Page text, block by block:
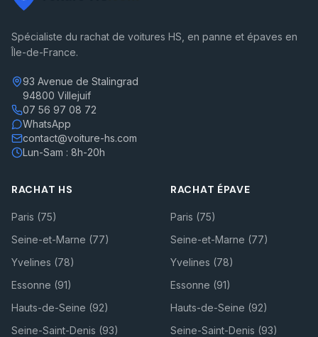
Spécialiste du rachat de voitures HS, en panne et épaves en
Île-de-France.
93 Avenue de Stalingrad
94800 Villejuif
07 56 97 08 72
WhatsApp
contact@voiture-hs.com
Lun-Sam : 8h-20h
RACHAT HS
Paris (75)
Seine-et-Marne (77)
Yvelines (78)
Essonne (91)
Hauts-de-Seine (92)
Seine-Saint-Denis (93)
RACHAT ÉPAVE
Paris (75)
Seine-et-Marne (77)
Yvelines (78)
Essonne (91)
Hauts-de-Seine (92)
Seine-Saint-Denis (93)